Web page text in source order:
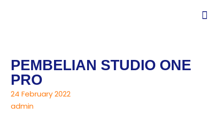
PEMBELIAN STUDIO ONE
PRO
24 February 2022
admin